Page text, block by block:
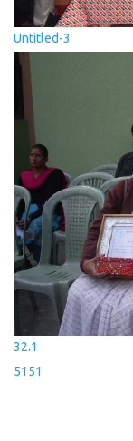
Untitled-3
32.1
5151